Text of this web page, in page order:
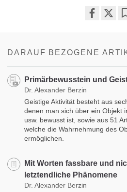
DARAUF BEZOGENE
Primärbewusstein und
Dr. Alexander Berzin
Geistige Aktivität besteht aus
denen man sich über ein Objekt
usw. bewusst ist, sowie aus 51
welche die Wahrnehmung des
ermöglichen.
Mit Worten fassbare und
letztendliche Phänomene
Dr. Alexander Berzin